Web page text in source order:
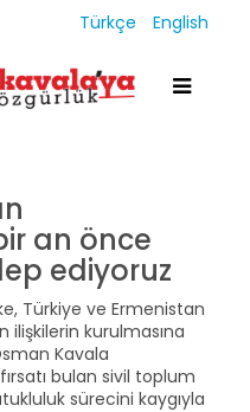
Türkçe English
an önce
ediyoruz
Türkiye ve Ermenistan
ilişkilerin kurulmasına
Kavala
bulan sivil toplum
sürecini kaygıyla